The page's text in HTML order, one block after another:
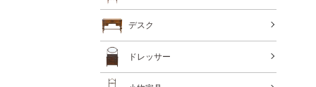
デスク
ドレッサー